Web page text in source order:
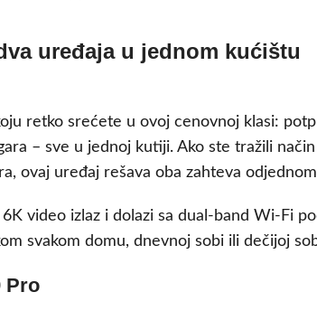
uređaja u jednom kućištu
retko srećete u ovoj cenovnoj klasi:
– sve u jednoj kutiji. Ako ste tražili
ovaj uređaj rešava oba zahteva
video izlaz i dolazi sa dual-band Wi-Fi
svakom domu, dnevnoj sobi ili dečijoj
Pro